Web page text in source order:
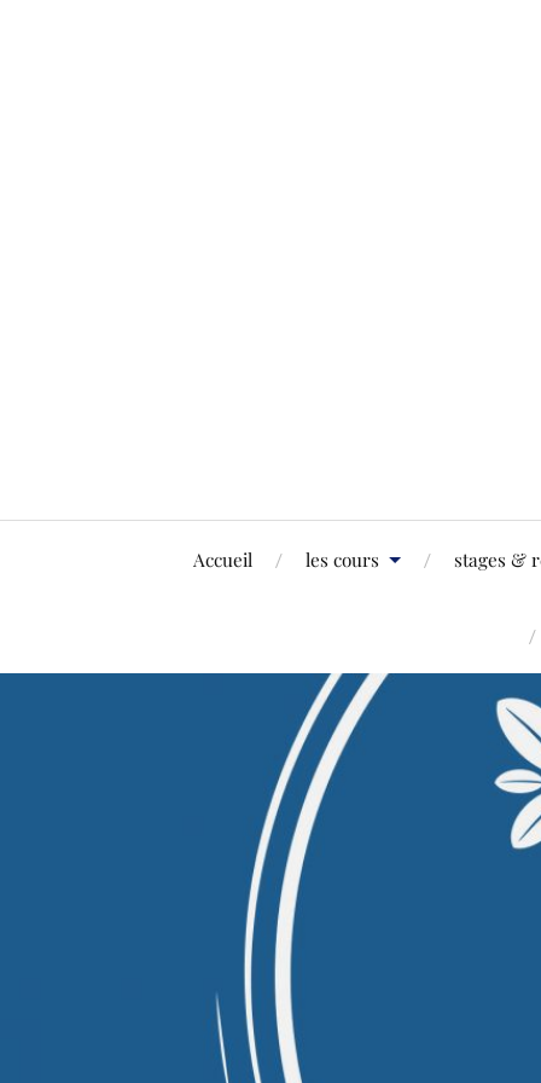
Accueil les cours stages &